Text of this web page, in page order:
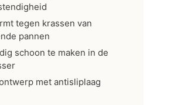
tegen krassen van
pannen
schoon te maken in de
met antisliplaag